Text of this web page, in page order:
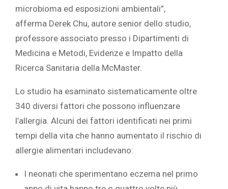
microbioma ed esposizioni ambientali”,
afferma Derek Chu, autore senior dello studio,
professore associato presso i Dipartimenti di
Medicina e Metodi, Evidenze e Impatto della
Ricerca Sanitaria della McMaster.
Lo studio ha esaminato sistematicamente oltre
340 diversi fattori che possono influenzare
l’allergia. Alcuni dei fattori identificati nei primi
tempi della vita che hanno aumentato il rischio di
allergie alimentari includevano:
I neonati che sperimentano eczema nel primo